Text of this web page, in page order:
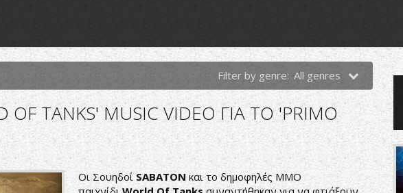
Filter by genre: All genres
OF TANKS' MUSIC VIDEO ΓΙΑ ΤΟ 'PRIMO
Οι Σουηδοί SABATON και το δημοφηλές MMO